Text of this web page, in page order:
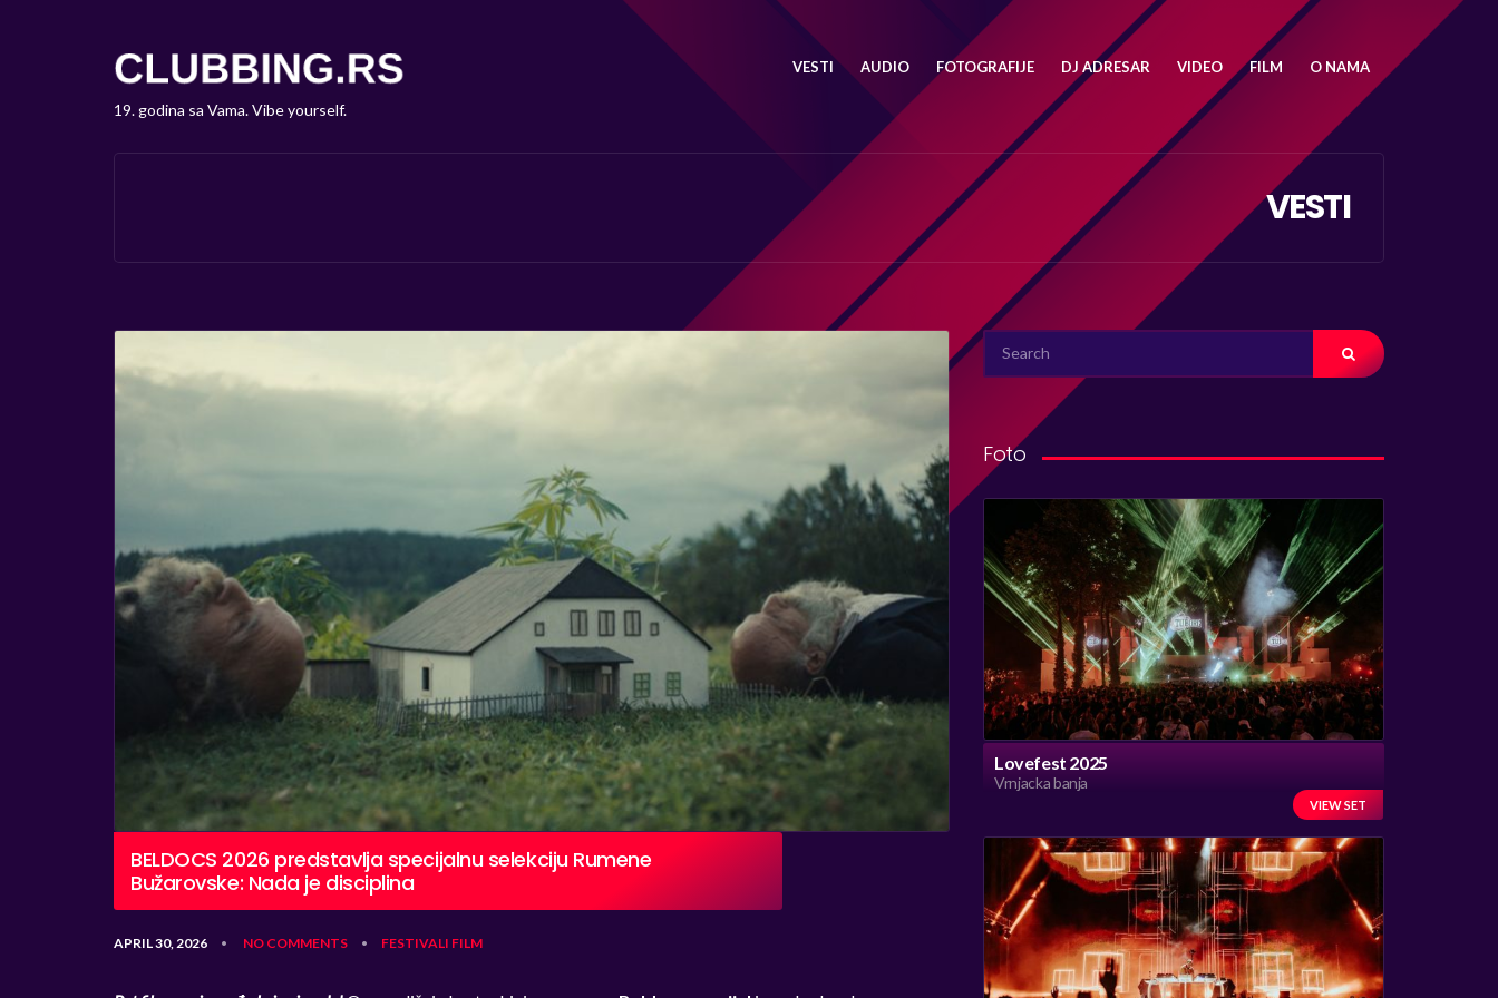
19. godina sa Vama. Vibe yourself.
VESTI AUDIO FOTOGRAFIJE DJ ADRESAR VIDEO FILM O NAMA
VESTI
BELDOCS 2026 predstavlja specijalnu selekciju Rumene
Bužarovske: Nada je disciplina
APRIL 30, 2026 • NO COMMENTS • FESTIVALI FILM
SEARCH
FOR:
Foto
Lovefest 2025
Vrnjacka banja
VIEW SET